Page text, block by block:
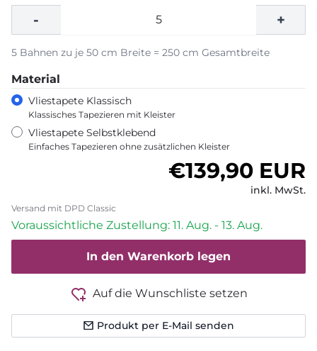
- +
5 Bahnen zu je 50 cm Breite = 250 cm Gesamtbreite
Material
Vliestapete Klassisch
Klassisches Tapezieren mit Kleister
Vliestapete Selbstklebend
Einfaches Tapezieren ohne zusätzlichen Kleister
Normaler
€139,90 EUR
inkl. MwSt.
Versand mit DPD Classic
Voraussichtliche Zustellung: 11. Aug. - 13. Aug.
In den Warenkorb legen
Auf die Wunschliste setzen
Produkt per E-Mail senden